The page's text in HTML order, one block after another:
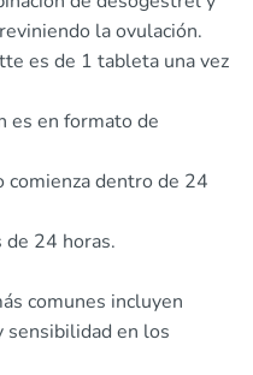
la ovulación.
es de 1 tableta una vez
es en formato de
comienza dentro de 24
de 24 horas.
comunes incluyen
sensibilidad en los